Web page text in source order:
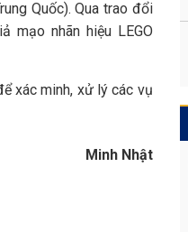
Quốc). Qua trao đổi
mạo nhãn hiệu LEGO
xác minh, xử lý các vụ
Minh Nhật